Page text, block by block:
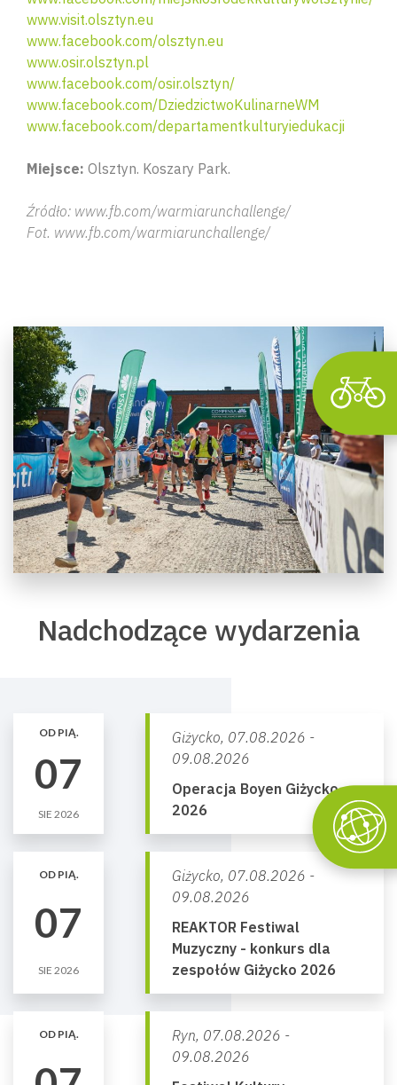
www.visit.olsztyn.eu
www.facebook.com/olsztyn.eu
www.osir.olsztyn.pl
www.facebook.com/osir.olsztyn/
www.facebook.com/DziedzictwoKulinarneWM
www.facebook.com/departamentkulturyiedukacji
Miejsce: Olsztyn. Koszary Park.
Źródło: www.fb.com/warmiarunchallenge/
Fot. www.fb.com/warmiarunchallenge/
Nadchodzące wydarzenia
OD PIĄ.
07
SIE 2026
Giżycko, 07.08.2026 -
09.08.2026
Operacja Boyen Giżycko
2026
OD PIĄ.
07
SIE 2026
Giżycko, 07.08.2026 -
09.08.2026
REAKTOR Festiwal
Muzyczny - konkurs dla
zespołów Giżycko 2026
OD PIĄ. Ryn, 07.08.2026 -
09.08.2026